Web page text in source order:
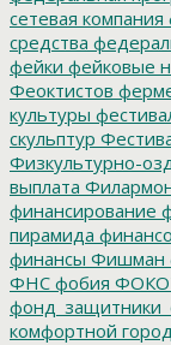
сетевая компания
средства
фейки фейковые
Феоктистов
культуры
скульптур
Физкультурно-
выплата
финансирование
пирамида
финансы Фишман
ФНС фобия
комфортной